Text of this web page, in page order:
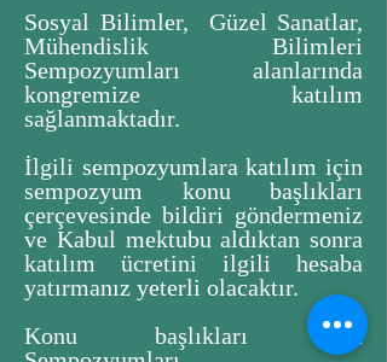
Sosyal Bilimler, Güzel Sanatlar,
Mühendislik Bilimleri
Sempozyumları alanlarında
kongremize katılım
sağlanmaktadır.
İlgili sempozyumlara katılım için
sempozyum konu başlıkları
çerçevesinde bildiri göndermeniz
ve Kabul mektubu aldıktan sonra
katılım ücretini ilgili hesaba
yatırmanız yeterli olacaktır.
Konu başlıkları için